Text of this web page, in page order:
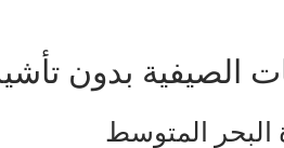
الصيفية بدون